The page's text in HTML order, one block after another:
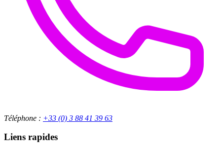
Téléphone : +33 (0) 3 88 41 39 63
Liens rapides